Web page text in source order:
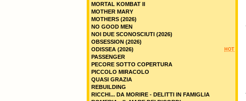
MORTAL KOMBAT II
MOTHER MARY
MOTHERS (2026)
NO GOOD MEN
NOI DUE SCONOSCIUTI (2026)
OBSESSION (2026)
HOT
ODISSEA (2026)
PASSENGER
PECORE SOTTO COPERTURA
PICCOLO MIRACOLO
QUASI GRAZIA
REBUILDING
RICCHI... DA MORIRE - DELITTI IN FAMIGLIA